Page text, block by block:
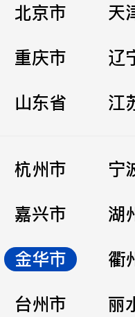
北京市
天
重庆市
辽
山东省
江
杭州市
宁
嘉兴市
湖
金华市
衢
台州市
丽